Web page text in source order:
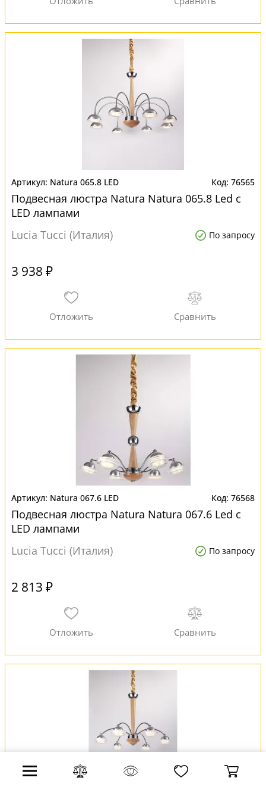
Natura 065.8 LED 76565
Подвесная люстра Natura Natura 065.8 Led с
LED лампами
Lucia Tucci (Италия)
По запросу
3 938 ₽
Natura 067.6 LED 76568
Подвесная люстра Natura Natura 067.6 Led с
LED лампами
Lucia Tucci (Италия)
По запросу
2 813 ₽